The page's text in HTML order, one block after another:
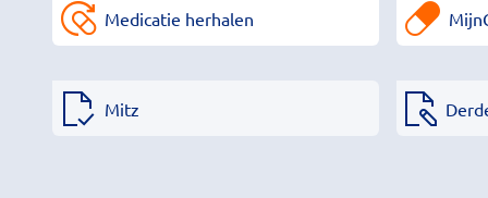
Medicatie herhalen
Mitz